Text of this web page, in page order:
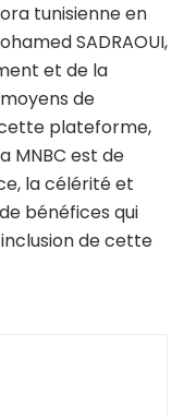
tunisienne en
SADRAOUI,
et de la
de
cette plateforme,
MNBC est de
la célérité et
bénéfices qui
de cette